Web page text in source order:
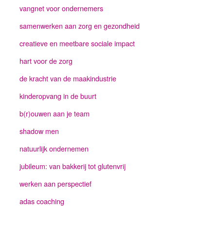
vangnet voor ondernemers
samenwerken aan zorg en gezondheid
creatieve en meetbare sociale impact
hart voor de zorg
de kracht van de maakindustrie
kinderopvang in de buurt
b(r)ouwen aan je team
shadow men
natuurlijk ondernemen
jubileum: van bakkerij tot glutenvrij
werken aan perspectief
adas coaching